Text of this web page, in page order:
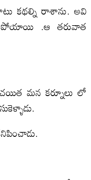
కథల్ని రాశాను. అవి
.ఆ తరువాత
మన కర్నూలు లో